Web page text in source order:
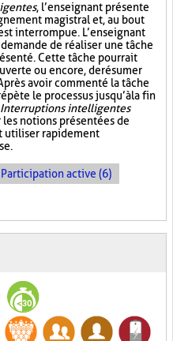
, l’enseignant présente
magistral et, au bout
interrompue. L’enseignant
de réaliser une tâche
Cette tâche pourrait
ou encore, de résumer
avoir commenté la tâche
le processus jusqu’à la fin
Interruptions intelligentes
notions présentées de
utiliser rapidement
Participation active (6)